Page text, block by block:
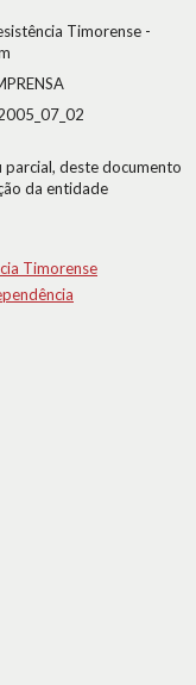
Timorense -
deste documento
da entidade
Timorense